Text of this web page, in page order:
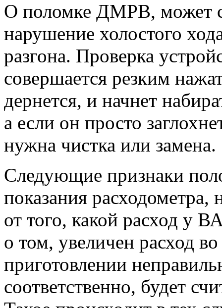
О поломке ДМРВ, может
нарушение холостого
разгона. Проверка
совершается резким
дернется, и начнет
а если он просто
нужна чистка или замена.
Следующие признаки
показания расходометра,
от того, какой расход у
о том, увеличен расход
приготовлении
соответственно, будет